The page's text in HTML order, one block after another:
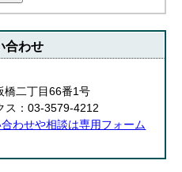
合わせ
二丁目66番1号
：03-3579-4212
わせや相談は専用フォーム